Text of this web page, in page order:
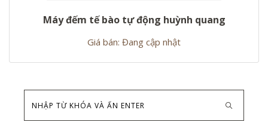
Máy đếm tế bào tự động huỳnh quang
Giá bán: Đang cập nhật